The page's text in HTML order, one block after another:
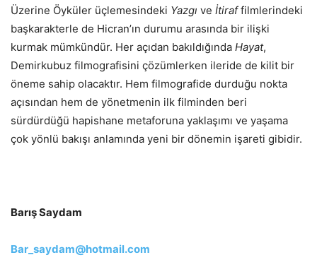
Üzerine Öyküler üçlemesindeki Yazgı ve İtiraffilmlerindeki
başkarakterle de Hicran’ın durumu arasında bir ilişki
kurmak mümkündür. Her açıdan bakıldığında Hayat,
Demirkubuz filmografisini çözümlerken ileride de kilit bir
öneme sahip olacaktır. Hem filmografide durduğu nokta
açısından hem de yönetmenin ilk filminden beri
sürdürdüğü hapishane metaforuna yaklaşımı ve yaşama
çok yönlü bakışı anlamında yeni bir dönemin işareti gibidir.
Barış Saydam
Bar_saydam@hotmail.com